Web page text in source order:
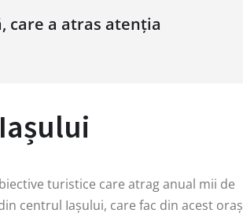
care a atras atenția
turistice care atrag anual mii de
centrul Iașului, care fac din acest oraș